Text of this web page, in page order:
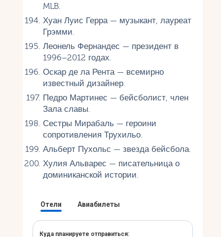
MLB.
Хуан Луис Герра — музыкант, лауреат
Грэмми.
Леонель Фернандес — президент в
1996–2012 годах.
Оскар де ла Рента — всемирно
известный дизайнер.
Педро Мартинес — бейсболист, член
Зала славы.
Сестры Мирабаль — героини
сопротивления Трухильо.
Альберт Пухольс — звезда бейсбола.
Хулия Альварес — писательница о
доминиканской истории.